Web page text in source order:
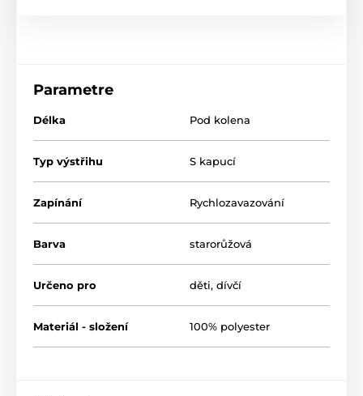
Parametre
Délka Pod kolena
Typ výstřihu S kapucí
Zapínání Rychlozavazování
Barva starorůžová
Určeno pro děti, dívčí
Materiál - složení 100% polyester